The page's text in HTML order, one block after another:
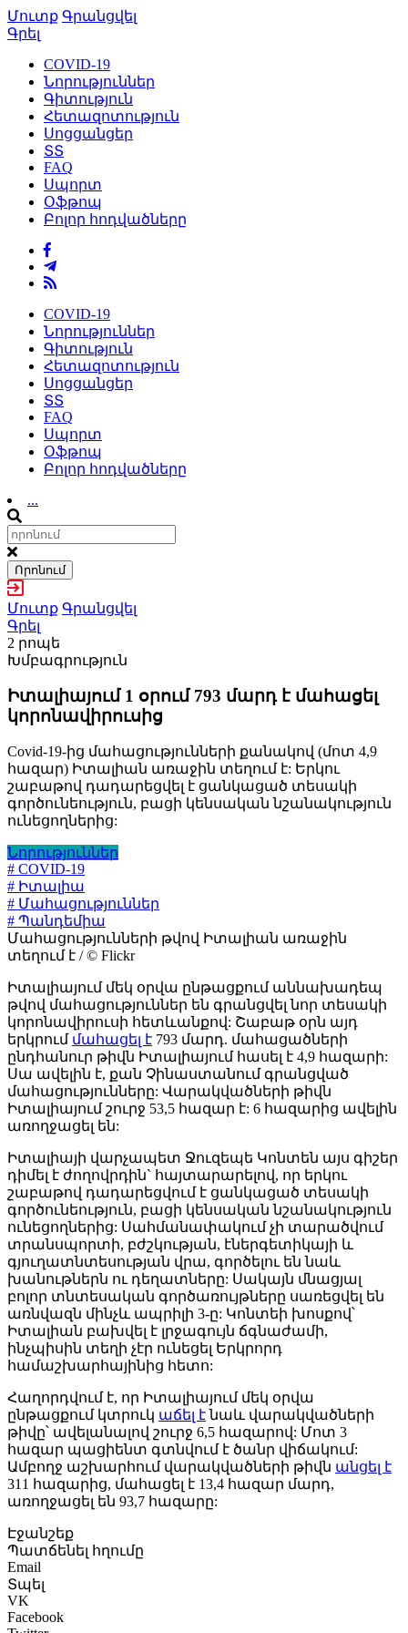
Մուտք Գրանցվել
Գրել
COVID-19
Նորություններ
Գիտություն
Հետազոտություն
Սոցցանցեր
ՏՏ
FAQ
Սպորտ
Օֆթոպ
Բոլոր հոդվածները
COVID-19
Նորություններ
Գիտություն
Հետազոտություն
Սոցցանցեր
ՏՏ
FAQ
Սպորտ
Օֆթոպ
Բոլոր հոդվածները
...
Որոնում
Մուտք Գրանցվել
Գրել
2 րոպե
Խմբագրություն
Իտալիայում 1 օրում 793 մարդ է մահացել
կորոնավիրուսից
Covid-19-ից մահացությունների քանակով (մոտ 4,9
հազար) Իտալիան առաջին տեղում է: Երկու
շաբաթով դադարեցվել է ցանկացած տեսակի
գործունեություն, բացի կենսական նշանակություն
ունեցողներից:
Նորություններ
# COVID-19
# Իտալիա
# Մահացություններ
# Պանդեմիա
Մահացությունների թվով Իտալիան առաջին
տեղում է / © Flickr
Իտալիայում մեկ օրվա ընթացքում աննախադեպ
թվով մահացություններ են գրանցվել նոր տեսակի
կորոնավիրուսի հետևանքով: Շաբաթ օրն այդ
երկրում մահացել է 793 մարդ. մահացածների
ընդհանուր թիվն Իտալիայում հասել է 4,9 հազարի:
Սա ավելին է, քան Չինաստանում գրանցված
մահացությունները: Վարակվածների թիվն
Իտալիայում շուրջ 53,5 հազար է: 6 հազարից ավելին
առողջացել են:
Իտալիայի վարչապետ Ջուզեպե Կոնտեն այս գիշեր
դիմել է ժողովրդին` հայտարարելով, որ երկու
շաբաթով դադարեցվում է ցանկացած տեսակի
գործունեություն, բացի կենսական նշանակություն
ունեցողներից: Սահմանափակում չի տարածվում
տրանսպորտի, բժշկության, էներգետիկայի և
գյուղատնտեսության վրա, գործելու են նաև
խանութներն ու դեղատները: Սակայն մնացյալ
բոլոր տնտեսական գործառույթները սառեցվել են
առնվազն մինչև ապրիլի 3-ը: Կոնտեի խոսքով՝
Իտալիան բախվել է լրջագույն ճգնաժամի,
ինչպիսին տեղի չէր ունեցել Երկրորդ
համաշխարհայինից հետո:
Հաղորդվում է, որ Իտալիայում մեկ օրվա
ընթացքում կտրուկ աճել էնաև վարակվածների
թիվը՝ ավելանալով շուրջ 6,5 հազարով: Մոտ 3
հազար պացիենտ գտնվում է ծանր վիճակում:
Ամբողջ աշխարհում վարակվածների թիվն անցել է
311 հազարից, մահացել է 13,4 հազար մարդ,
առողջացել են 93,7 հազարը:
Էջանշեք
Պատճենել հղումը
Email
Տպել
VK
Facebook